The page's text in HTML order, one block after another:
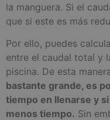
la manguera. Si el
que si este es más
Por ello, puedes
entre el caudal total y
piscina. De esta
bastante grande, es
tiempo en llenarse y
menos tiempo. Sin